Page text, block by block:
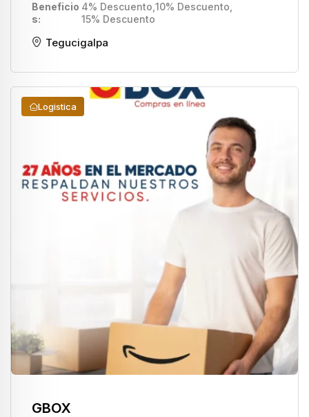
Beneficio
s
4% Descuento 10% Descuento
15% Descuento
Tegucigalpa
GBOX
Logistica